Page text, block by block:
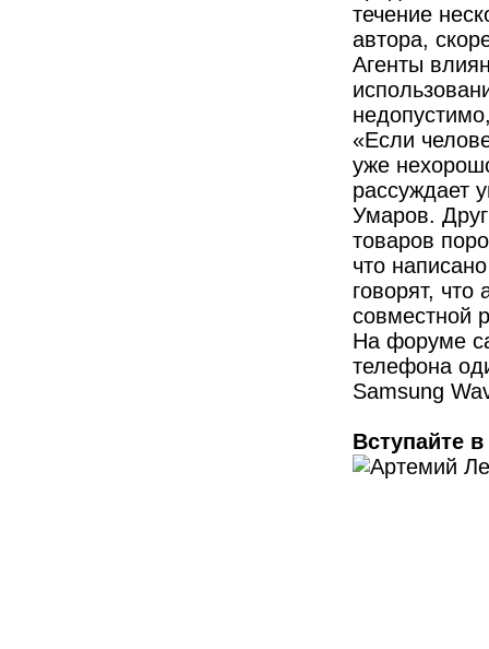
течение
автора,
Агенты
«Если
уже
рассуждает
Умаров.
товаров
что
говорят, что
совместной
На форуме
телефона
Samsung
Вступайте